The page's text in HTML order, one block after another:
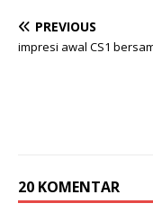
PREVIOUS
impresi awal CS1
20 KOMENTAR